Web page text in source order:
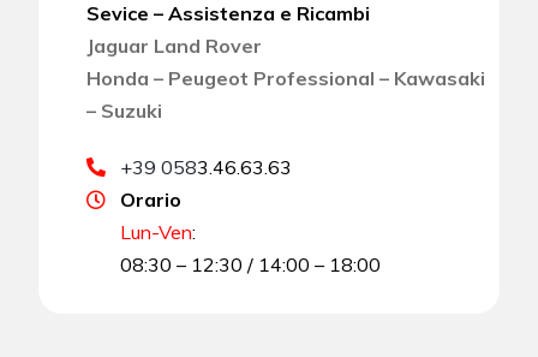
Sevice – Assistenza e Ricambi
Jaguar Land Rover
Honda – Peugeot Professional – Kawasaki
– Suzuki
+39 0583.46.63.63
Orario
Lun-Ven:
08:30 – 12:30 / 14:00 – 18:00